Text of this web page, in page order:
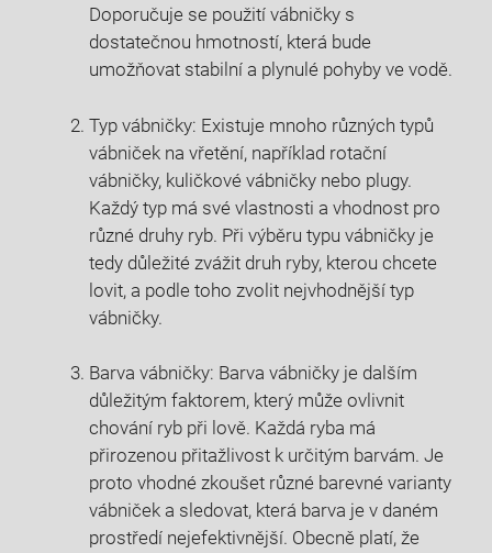
Doporučuje se použití vábničky ⁣s
dostatečnou hmotností, která‌ bude
⁤umožňovat stabilní a plynulé pohyby ve vodě.
Typ vábničky:⁣ Existuje mnoho různých typů
vábniček na vřetění, ⁢například⁣ rotační
vábničky, kuličkové vábničky nebo ⁢plugy.
Každý typ ⁢má své vlastnosti⁤ a vhodnost pro
různé druhy ryb. Při‍ výběru typu vábničky je
tedy⁣ důležité ‌zvážit druh⁤ ryby, kterou chcete
lovit, a‍ podle toho⁣ zvolit ‍nejvhodnější typ
vábničky.
Barva vábničky:​ Barva vábničky je dalším⁤
důležitým faktorem, který může ovlivnit
chování ryb při lově. Každá ryba má
přirozenou přitažlivost k určitým barvám. Je
proto vhodné zkoušet různé barevné varianty
vábniček a sledovat, která barva je v daném
prostředí nejefektivnější. Obecně platí, že